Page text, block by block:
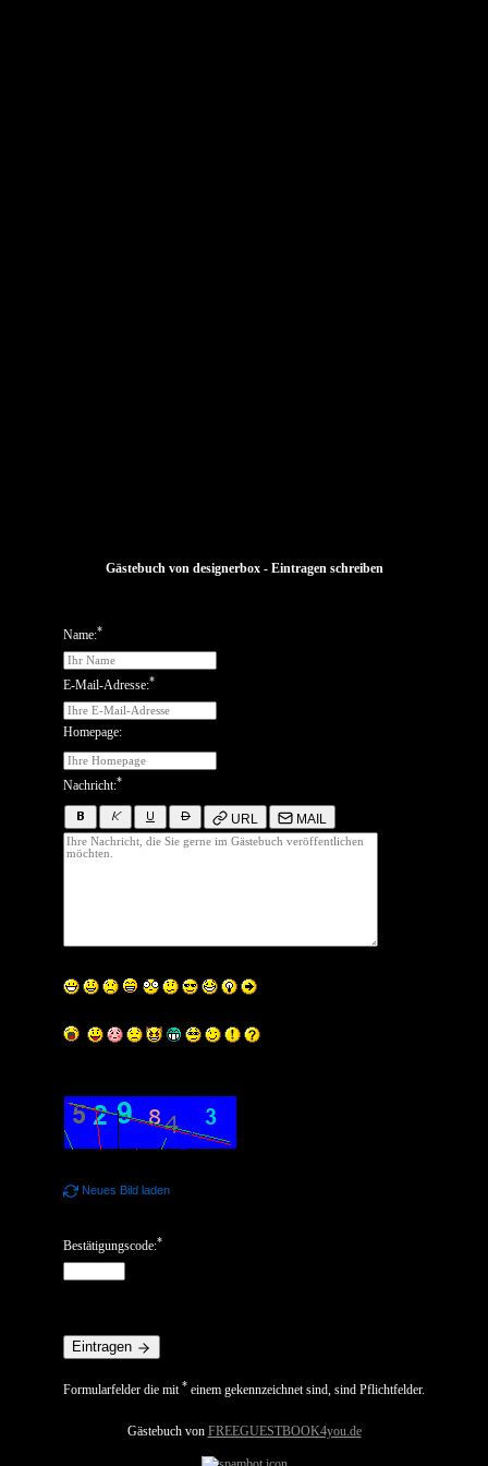
Gästebuch von designerbox - Eintragen schreiben
Name:*
E-Mail-Adresse:*
Homepage:
Nachricht:*
URL MAIL
Neues Bild laden
Bestätigungscode:*
Eintragen
Formularfelder die mit* einem gekennzeichnet sind, sind Pflichtfelder.
Gästebuch von FREEGUESTBOOK4you.de